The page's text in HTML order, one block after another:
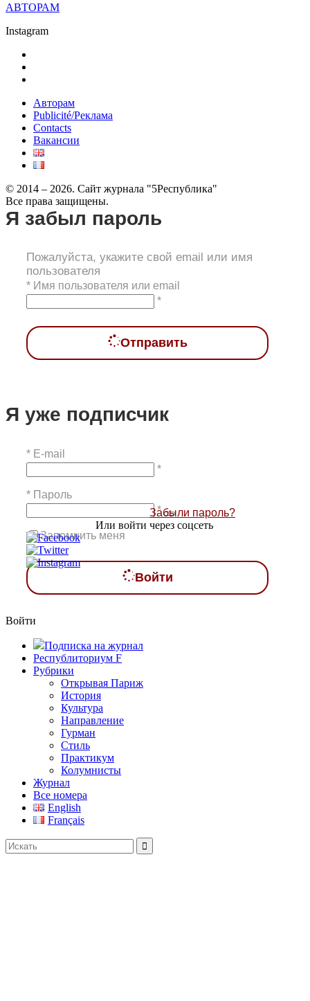
АВТОРАМ
Instagram
Авторам
Publicité/Реклама
Contacts
Вакансии
© 2014 – 2026. Сайт журнала "5Республика"
Все права защищены.
Я забыл пароль
Пожалуйста, укажите свой email или имя
пользователя
* Имя пользователя или email
*
Отправить
Я уже подписчик
* E-mail
*
* Пароль
*
Запомнить меня
Войти
Забыли пароль?
Или войти через соцсеть
Войти
Подписка на журнал
Республиториум F
Рубрики
Открывая Париж
История
Культура
Направление
Гурман
Стиль
Практикум
Колумнисты
Журнал
Все номера
English
Français